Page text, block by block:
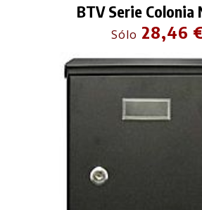
BTV Serie Colonia
Sólo 28,46